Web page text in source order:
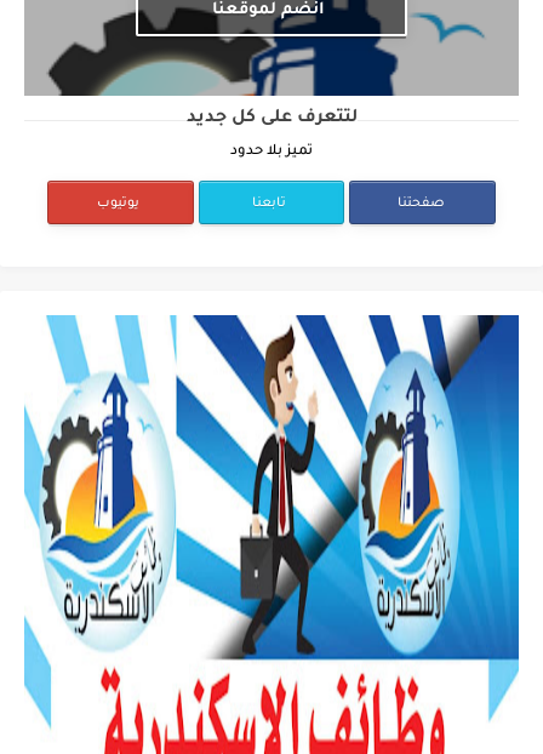
انضم لموقعنا
لتتعرف على كل جديد
تميز بلا حدود
صفحتنا تابعنا يوتيوب